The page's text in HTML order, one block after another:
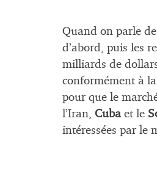
Quand on parle de
d’abord, puis les
milliards de
conformément à
pour que le
l’Iran, Cuba et le
intéressées par le